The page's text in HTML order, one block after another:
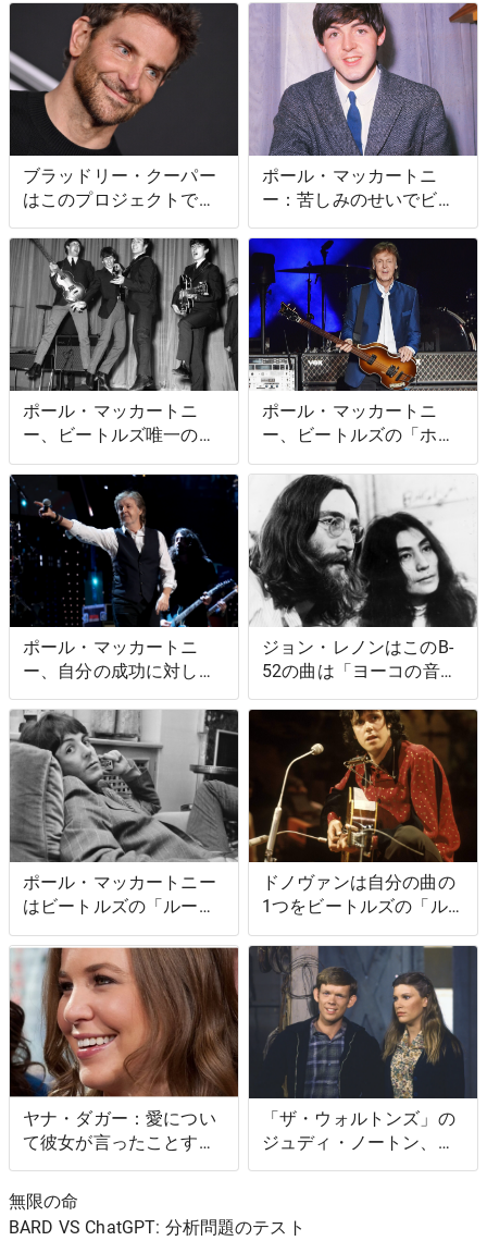
ーマンス」の1つだった
初期のビートルズの曲
がある
ブラッドリー・クーパー
はこのプロジェクトでジ
ュリア・ロバーツと共演
したとき、俳優としての
キャリアが危うくなって
いた
ポール・マッカートニ
ー：苦しみのせいでビー
トルズの『ホワイト・ア
ルバム』の1曲は良い曲
になった
ポール・マッカートニ
ー、ビートルズ唯一の公
演中止にストレスを感じ
て吐いてしまう
ポール・マッカートニ
ー、ビートルズの「ホエ
ン・アイム・シックステ
ィ・フォー」は冗談だっ
たと語る
ポール・マッカートニ
ー、自分の成功に対して
母親がどう反応するかを
想像した
ジョン・レノンはこのB-
52の曲は「ヨーコの音楽
に似ている」と語った
ポール・マッカートニー
はビートルズの「ルーシ
ー・イン・ザ・スカイ・
ウィズ・ダイアモンズ」
のタイトルにどう反応し
たか
ドノヴァンは自分の曲の
1つをビートルズの「ル
ーシー・イン・ザ・スカ
イ・ウィズ・ダイアモン
ズ」と比較した
ヤナ・ダガー：愛につい
て彼女が言ったことすべ
て、そして「1人」を見
つけるまでの5年間の期
間
「ザ・ウォルトンズ」の
ジュディ・ノートン、番
組の撮影中、自分が時々
無限の命
BARD VS ChatGPT: 分析問題のテスト